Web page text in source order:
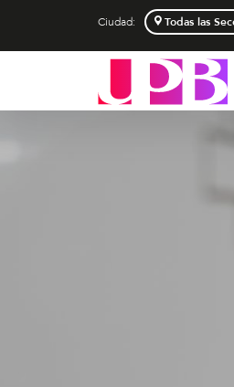
Ciudad: